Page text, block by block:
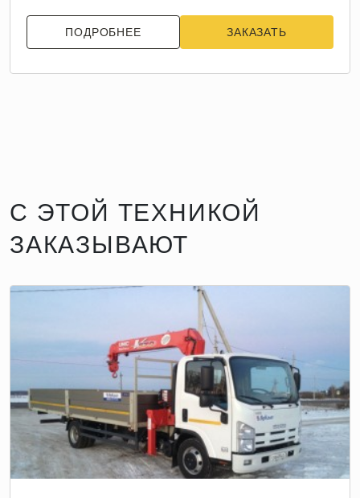
ПОДРОБНЕЕ ЗАКАЗАТЬ
С ЭТОЙ ТЕХНИКОЙ
ЗАКАЗЫВАЮТ